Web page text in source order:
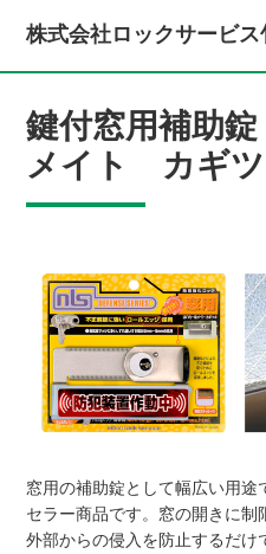
株式会社ロックサービス
鍵付窓用補助
メイト カギ
窓用の補助錠として幅広い用
セラー商品です。窓の開きに制
外部からの侵入を防止するだけ